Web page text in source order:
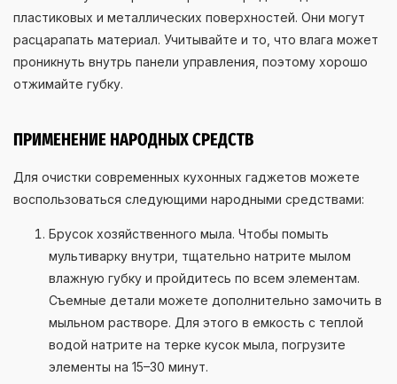
пластиковых и металлических поверхностей. Они могут
расцарапать материал. Учитывайте и то, что влага может
проникнуть внутрь панели управления, поэтому хорошо
отжимайте губку.
ПРИМЕНЕНИЕ НАРОДНЫХ СРЕДСТВ
Для очистки современных кухонных гаджетов можете
воспользоваться следующими народными средствами:
Брусок хозяйственного мыла. Чтобы помыть
мультиварку внутри, тщательно натрите мылом
влажную губку и пройдитесь по всем элементам.
Съемные детали можете дополнительно замочить в
мыльном растворе. Для этого в емкость с теплой
водой натрите на терке кусок мыла, погрузите
элементы на 15–30 минут.